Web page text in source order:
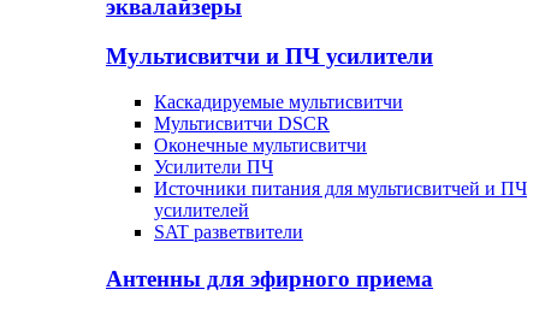
эквалайзеры
Мультисвитчи и ПЧ усилители
Каскадируемые мультисвитчи
Мультисвитчи DSCR
Оконечные мультисвитчи
Усилители ПЧ
Источники питания для мультисвитчей и ПЧ
усилителей
SAT разветвители
Антенны для эфирного приема